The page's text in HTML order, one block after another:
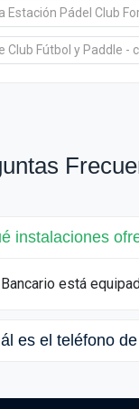
instalaciones
está
es el teléfono